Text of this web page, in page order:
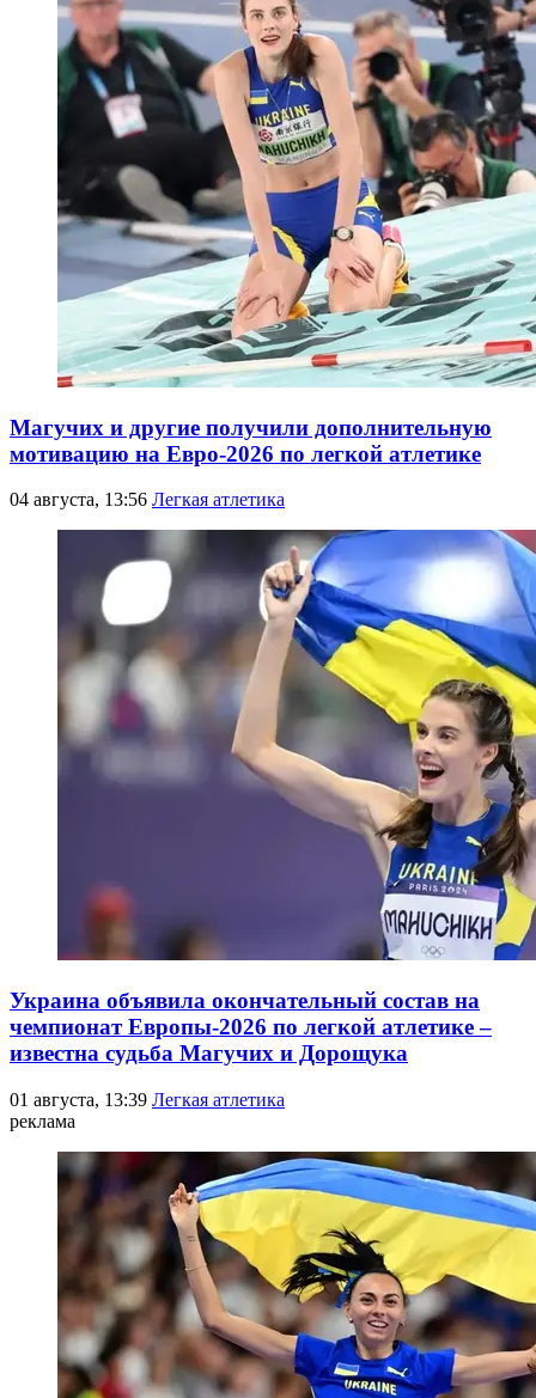
Магучих и другие получили дополнительную
мотивацию на Евро-2026 по легкой атлетике
04 августа, 13:56 Легкая атлетика
Украина объявила окончательный состав на
чемпионат Европы-2026 по легкой атлетике –
известна судьба Магучих и Дорощука
01 августа, 13:39 Легкая атлетика
реклама